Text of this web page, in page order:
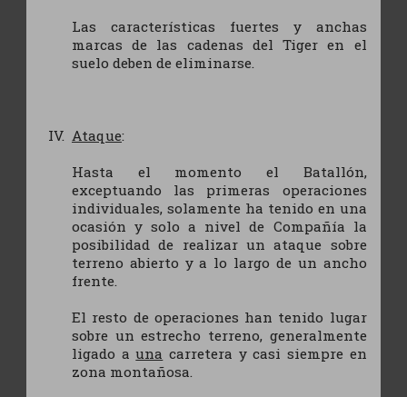
Las características fuertes y anchas
marcas de las cadenas del Tiger en el
suelo deben de eliminarse.
Ataque:
Hasta el momento el Batallón,
exceptuando las primeras operaciones
individuales, solamente ha tenido en una
ocasión y solo a nivel de Compañía la
posibilidad de realizar un ataque sobre
terreno abierto y a lo largo de un ancho
frente.
El resto de operaciones han tenido lugar
sobre un estrecho terreno, generalmente
ligado auna carretera y casi siempre en
zona montañosa.